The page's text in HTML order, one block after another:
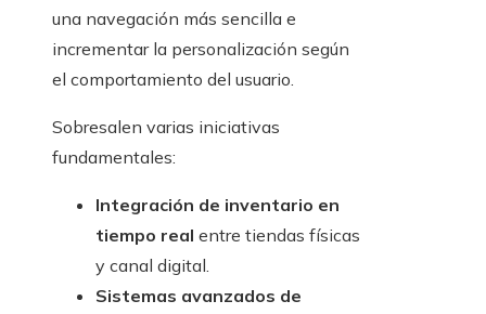
una navegación más sencilla e
incrementar la personalización según
el comportamiento del usuario.
Sobresalen varias iniciativas
fundamentales:
Integración de inventario en
tiempo real entre tiendas físicas
y canal digital.
Sistemas avanzados de